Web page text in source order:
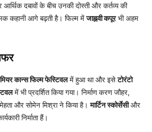
आर्थिक दबावों के बीच उनकी दोस्ती और कर्तव्य की
कहानी आगे बढ़ती है। फिल्म मेंजाह्नवी कपूरभी अहम
कान्स फिल्म फेस्टिवलमें हुआ था और इसेटोरंटो
में भी प्रदर्शित किया गया। निर्माण करण जौहर,
मेहता और सोमेन मिश्रा ने किया है।मार्टिन स्कोर्सेसीऔर
निर्माता हैं।